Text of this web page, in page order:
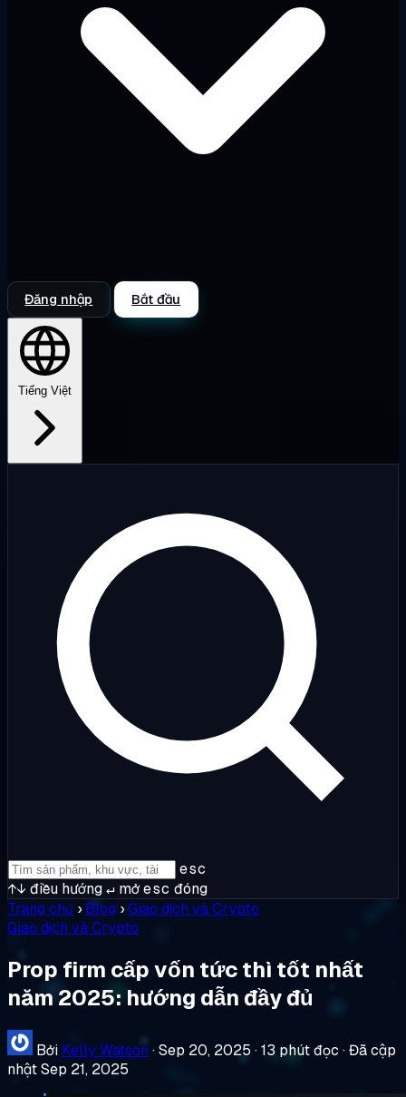
Đăng nhập Bắt đầu
Tiếng Việt
esc
↑↓ điều hướng↵ mởesc đóng
Trang chủ › Blog ›Giao dịch và Crypto
Giao dịch và Crypto
Prop firm cấp vốn tức thì tốt nhất
năm 2025: hướng dẫn đầy đủ
Bởi Kelly Watson ·Sep 20, 2025 ·13 phút đọc ·Đã cập
nhật Sep 21, 2025